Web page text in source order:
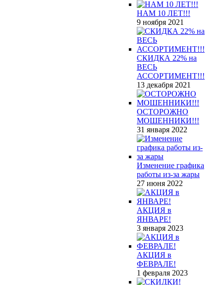
НАМ 10 ЛЕТ!!!
9 ноября 2021
СКИДКА 22% на
ВЕСЬ
АССОРТИМЕНТ!!!
13 декабря 2021
ОСТОРОЖНО
МОШЕННИКИ!!!
31 января 2022
Изменение графика
работы из-за жары
27 июня 2022
АКЦИЯ в
ЯНВАРЕ!
3 января 2023
АКЦИЯ в
ФЕВРАЛЕ!
1 февраля 2023